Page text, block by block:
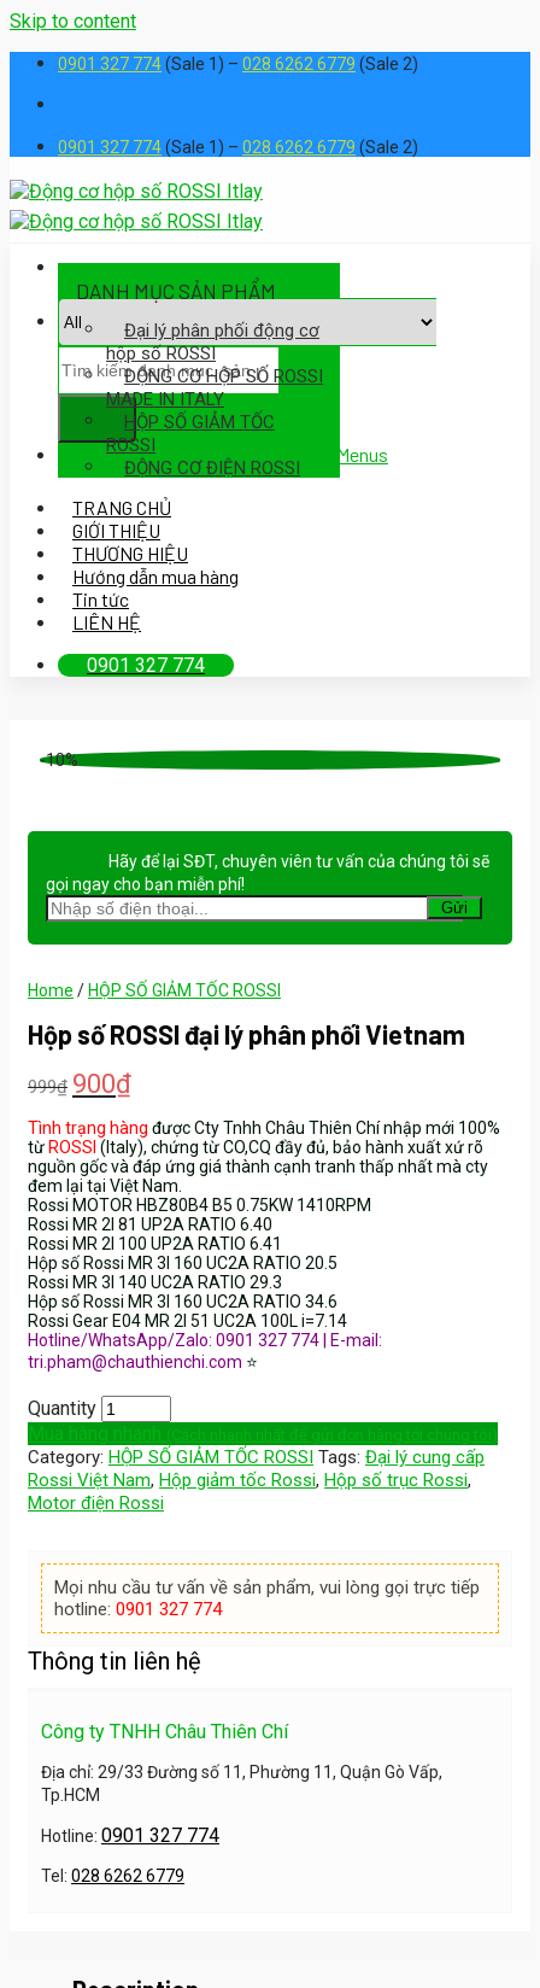
Skip to content
0901 327 774(Sale 1) – 028 6262 6779 (Sale 2)
0901 327 774(Sale 1) – 028 6262 6779 (Sale 2)
Assign a menu in Theme Options > Menus
DANH MỤC SẢN PHẨM
Đại lý phân phối động cơ
hộp số ROSSI
ĐỘNG CƠ HỘP SỐ ROSSI
MADE IN ITALY
HỘP SỐ GIẢM TỐC
ROSSI
ĐỘNG CƠ ĐIỆN ROSSI
TRANG CHỦ
GIỚI THIỆU
THƯƠNG HIỆU
Hướng dẫn mua hàng
Tin tức
LIÊN HỆ
0901 327 774
-10%
Hãy để lại SĐT, chuyên viên tư vấn của chúng tôi sẽ
gọi ngay cho bạn miễn phí!
Home / HỘP SỐ GIẢM TỐC ROSSI
Hộp số ROSSI đại lý phân phối Vietnam
999₫ 900₫
Tình trạng hàng được Cty Tnhh Châu Thiên Chí nhập mới 100%
từ ROSSI (Italy), chứng từ CO,CQ đầy đủ, bảo hành xuất xứ rõ
nguồn gốc và đáp ứng giá thành cạnh tranh thấp nhất mà cty
đem lại tại Việt Nam.
Rossi MOTOR HBZ80B4 B5 0.75KW 1410RPM
Rossi MR 2I 81 UP2A RATIO 6.40
Rossi MR 2I 100 UP2A RATIO 6.41
Hộp số Rossi MR 3I 160 UC2A RATIO 20.5
Rossi MR 3I 140 UC2A RATIO 29.3
Hộp số Rossi MR 3I 160 UC2A RATIO 34.6
Rossi Gear E04 MR 2I 51 UC2A 100L i=7.14
Hotline/WhatsApp/Zalo: 0901 327 774 | E-mail:
tri.pham@chauthienchi.com ⭐
Quantity
Mua hàng nhanh (Cách nhanh nhất để gửi đơn hàng tới chúng tôi)
Category: HỘP SỐ GIẢM TỐC ROSSI Tags: Đại lý cung cấp
Rossi Việt Nam, Hộp giảm tốc Rossi, Hộp số trục Rossi,
Motor điện Rossi
Mọi nhu cầu tư vấn về sản phẩm, vui lòng gọi trực tiếp
hotline: 0901 327 774
Thông tin liên hệ
Công ty TNHH Châu Thiên Chí
Địa chỉ: 29/33 Đường số 11, Phường 11, Quận Gò Vấp,
Tp.HCM
Hotline: 0901 327 774
Tel: 028 6262 6779